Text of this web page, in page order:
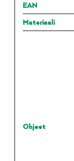
EAN
Materiaali
Ohjeet